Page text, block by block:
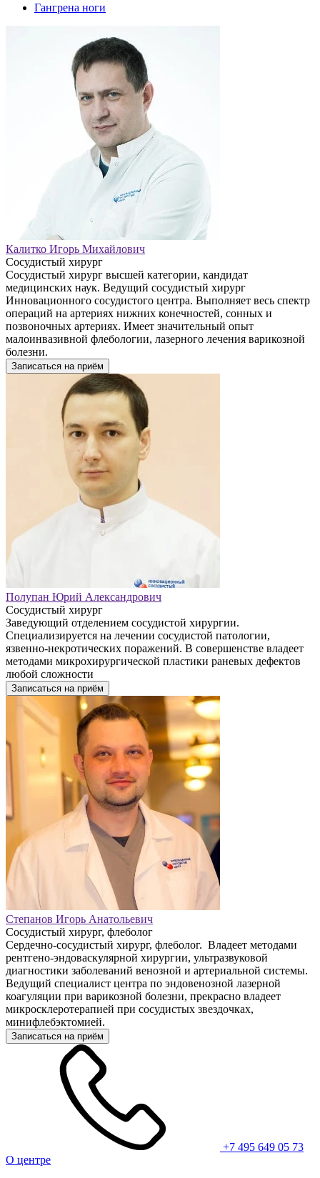
Гангрена ноги
Калитко Игорь Михайлович
Сосудистый хирург
Сосудистый хирург высшей категории, кандидат
медицинских наук. Ведущий сосудистый хирург
Инновационного сосудистого центра. Выполняет весь спектр
операций на артериях нижних конечностей, сонных и
позвоночных артериях. Имеет значительный опыт
малоинвазивной флебологии, лазерного лечения варикозной
болезни.
Записаться на приём
Полупан Юрий Александрович
Сосудистый хирург
Заведующий отделением сосудистой хирургии.
Специализируется на лечении сосудистой патологии,
язвенно-некротических поражений. В совершенстве владеет
методами микрохирургической пластики раневых дефектов
любой сложности
Записаться на приём
Степанов Игорь Анатольевич
Сосудистый хирург, флеболог
Сердечно-сосудистый хирург, флеболог. Владеет методами
рентгено-эндоваскулярной хирургии, ультразвуковой
диагностики заболеваний венозной и артериальной системы.
Ведущий специалист центра по эндовенозной лазерной
коагуляции при варикозной болезни, прекрасно владеет
микросклеротерапией при сосудистых звездочках,
минифлебэктомией.
Записаться на приём
+7 495 649 05 73
О центре